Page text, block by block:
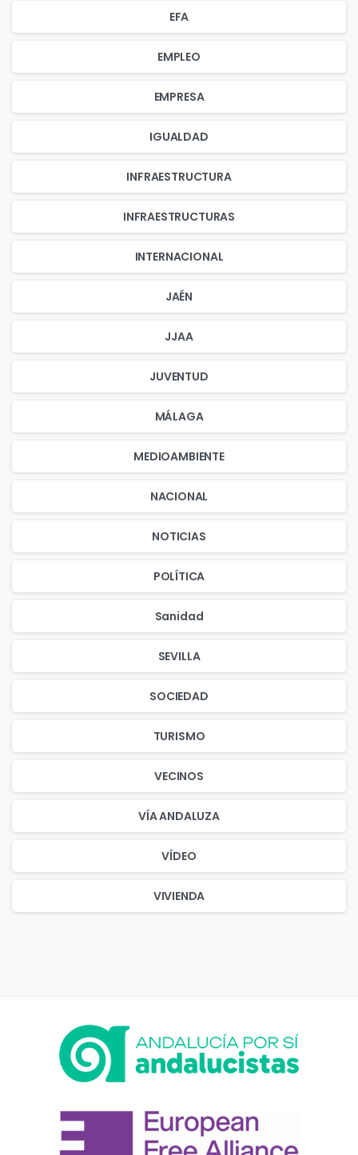
EFA
EMPLEO
EMPRESA
IGUALDAD
INFRAESTRUCTURA
INFRAESTRUCTURAS
INTERNACIONAL
JAÉN
JJAA
JUVENTUD
MÁLAGA
MEDIOAMBIENTE
NACIONAL
NOTICIAS
POLÍTICA
Sanidad
SEVILLA
SOCIEDAD
TURISMO
VECINOS
VÍA ANDALUZA
VÍDEO
VIVIENDA